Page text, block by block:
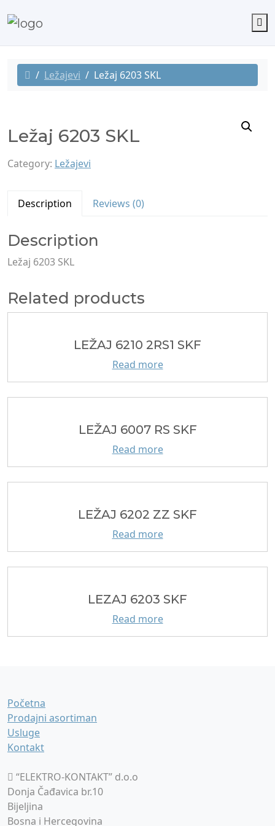
Ležajevi Ležaj 6203 SKL
Ležaj 6203 SKL
Category: Ležajevi
Description Reviews (0)
Description
Ležaj 6203 SKL
Related products
LEŽAJ 6210 2RS1 SKF
Read more
LEŽAJ 6007 RS SKF
Read more
LEŽAJ 6202 ZZ SKF
Read more
LEZAJ 6203 SKF
Read more
Početna
Prodajni asortiman
Usluge
Kontakt
“ELEKTRO-KONTAKT” d.o.o
Donja Čađavica br.10
Bijeljina
Bosna i Hercegovina